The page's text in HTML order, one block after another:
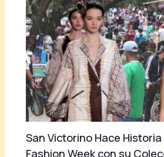
San Victorino Hace
Fashion Week con su